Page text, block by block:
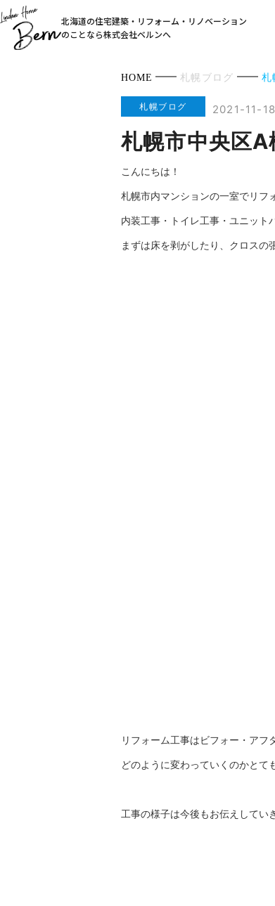
北海道の住宅建築・リフォーム・リノベーション
のことなら株式会社ベルンへ
HOME 札幌ブログ 札
札幌ブログ 2021-11-18
札幌市中央区
こんにちは！
札幌市内マンションの一室でリフ
内装工事・トイレ工事・ユニット
まずは床を剥がしたり、クロスの
リフォーム工事はビフォー・アフ
どのように変わっていくのかとて
工事の様子は今後もお伝えしてい